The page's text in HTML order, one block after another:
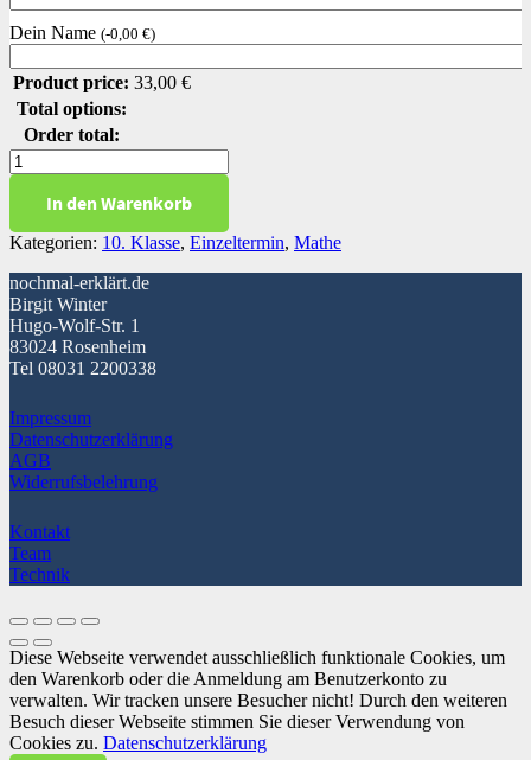
Dein Name (-0,00 €)
Product price: 33,00 €
Total options:
Order total:
Lineare
Funktionen
Level
Menge
In den Warenkorb
Kategorien: 10. Klasse, Einzeltermin, Mathe
nochmal-erklärt.de
Birgit Winter
Hugo-Wolf-Str. 1
83024 Rosenheim
Tel 08031 2200338
Impressum
Datenschutzerklärung
AGB
Widerrufsbelehrung
Kontakt
Team
Technik
Diese Webseite verwendet ausschließlich funktionale Cookies, um
den Warenkorb oder die Anmeldung am Benutzerkonto zu
verwalten. Wir tracken unsere Besucher nicht! Durch den weiteren
Besuch dieser Webseite stimmen Sie dieser Verwendung von
Cookies zu. Datenschutzerklärung